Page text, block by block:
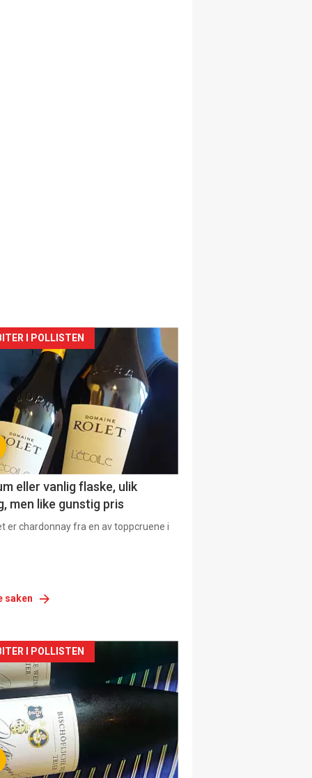
I POLLISTEN
eller vanlig flaske, ulik
men like gunstig pris
er chardonnay fra en av toppcruene i
saken
I POLLISTEN